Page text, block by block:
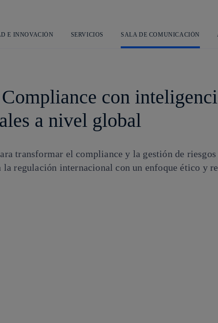
principal
E INNOVACIÓN SERVICIOS SALA DE COMUNICACIÓN
con
a nivel global
transformar el compliance y la gestión de
regulación internacional con un enfoque ético y